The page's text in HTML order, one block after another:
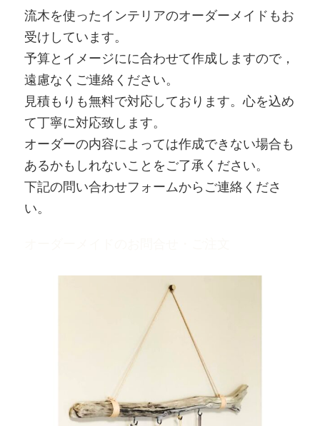
流木を使ったインテリアのオーダーメイドもお
受けしています。
予算とイメージにに合わせて作成しますので，
遠慮なくご連絡ください。
見積もりも無料で対応しております。心を込め
て丁寧に対応致します。
オーダーの内容によっては作成できない場合も
あるかもしれないことをご了承ください。
下記の問い合わせフォームからご連絡くださ
い。